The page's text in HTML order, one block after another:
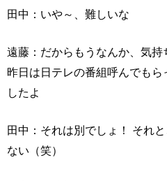
田中：いや～、難しいな
遠藤：だからもうなんか、気持
昨日は日テレの番組呼んでも
したよ
田中：それは別でしょ！ それ
ない（笑）